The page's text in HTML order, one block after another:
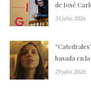
de José
31 julio, 2026
basada en
29 julio, 2026